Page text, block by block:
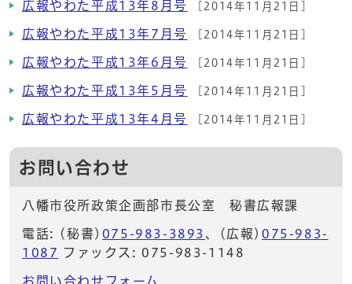
広報やわた平成13年8月号 [2014年11月21日]
広報やわた平成13年7月号 [2014年11月21日]
広報やわた平成13年6月号 [2014年11月21日]
広報やわた平成13年5月号 [2014年11月21日]
広報やわた平成13年4月号 [2014年11月21日]
お問い合わせ
八幡市役所政策企画部市長公室 秘書広報課
電話: (秘書) 075-983-3893 、(広報) 075-983-
1087 ファックス: 075-983-1148
お問い合わせフォーム